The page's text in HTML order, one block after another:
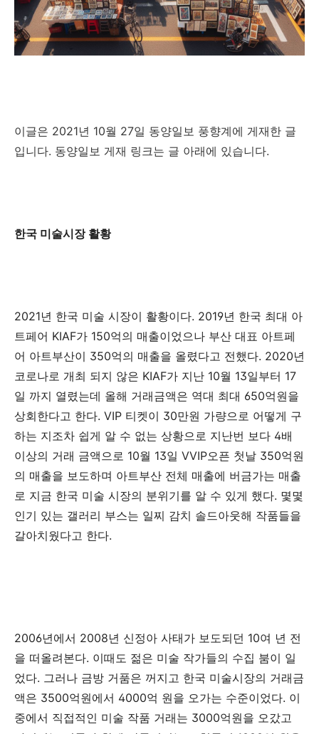
이글은 2021년 10월 27일 동양일보 풍향계에 게재한 글
입니다. 동양일보 게재 링크는 글 아래에 있습니다.
한국 미술시장 활황
2021년 한국 미술 시장이 활황이다. 2019년 한국 최대 아
트페어 KIAF가 150억의 매출이었으나 부산 대표 아트페
어 아트부산이 350억의 매출을 올렸다고 전했다. 2020년
코로나로 개최 되지 않은 KIAF가 지난 10월 13일부터 17
일 까지 열렸는데 올해 거래금액은 역대 최대 650억원을
상회한다고 한다. VIP 티켓이 30만원 가량으로 어떻게 구
하는 지조차 쉽게 알 수 없는 상황으로 지난번 보다 4배
이상의 거래 금액으로 10월 13일 VVIP오픈 첫날 350억원
의 매출을 보도하며 아트부산 전체 매출에 버금가는 매출
로 지금 한국 미술 시장의 분위기를 알 수 있게 했다. 몇몇
인기 있는 갤러리 부스는 일찌 감치 솔드아웃해 작품들을
갈아치웠다고 한다.
2006년에서 2008년 신정아 사태가 보도되던 10여 년 전
을 떠올려본다. 이때도 젊은 미술 작가들의 수집 붐이 일
었다. 그러나 금방 거품은 꺼지고 한국 미술시장의 거래금
액은 3500억원에서 4000억 원을 오가는 수준이었다. 이
중에서 직접적인 미술 작품 거래는 3000억원을 오갔고